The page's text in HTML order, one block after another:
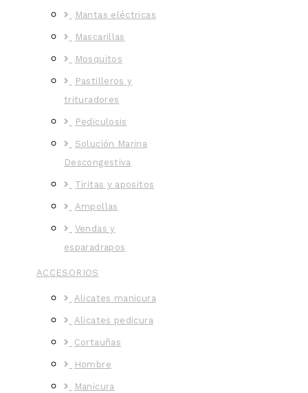
Mantas eléctricas
Mascarillas
Mosquitos
Pastilleros y
trituradores
Pediculosis
Solución Marina
Descongestiva
Tiritas y apositos
Ampollas
Vendas y
esparadrapos
ACCESORIOS
Alicates manicura
Alicates pedicura
Cortauñas
Hombre
Manicura